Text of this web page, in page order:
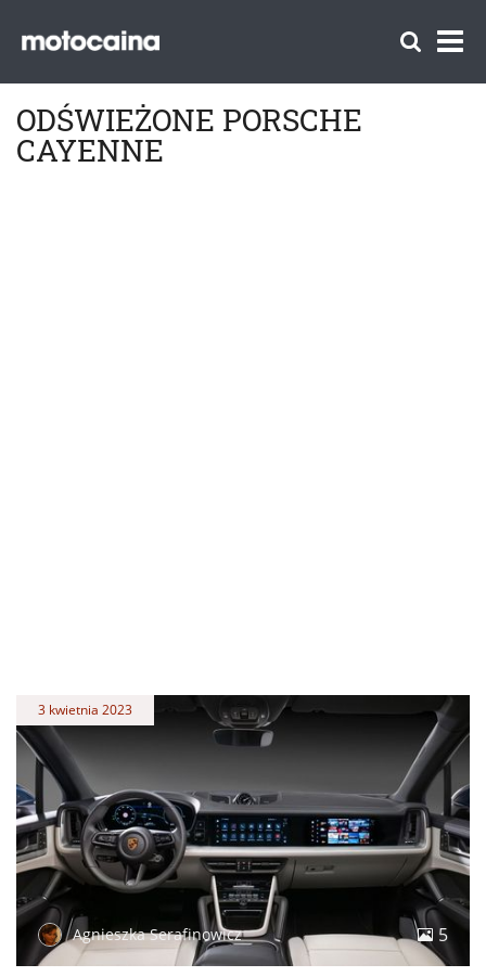
ODŚWIEŻONE PORSCHE
CAYENNE
3 kwietnia 2023
Agnieszka Serafinowicz 5